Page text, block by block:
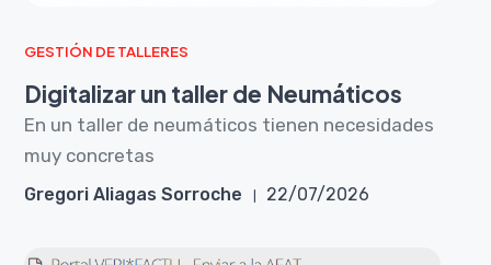
GESTIÓN DE TALLERES
Digitalizar un taller de Neumáticos
En un taller de neumáticos tienen necesidades
muy concretas
Gregori Aliagas Sorroche 22/07/2026